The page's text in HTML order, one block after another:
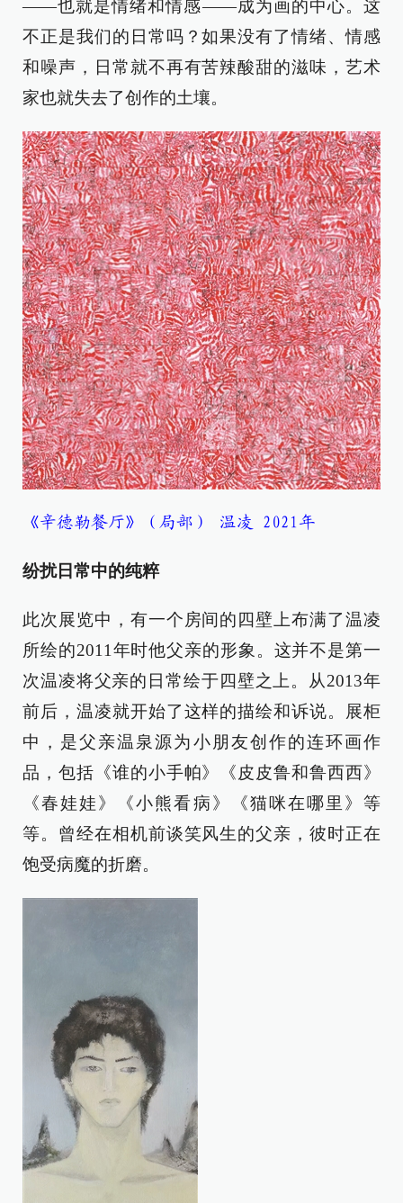
——也就是情绪和情感——成为画的中心。这
不正是我们的日常吗？如果没有了情绪、情感
和噪声，日常就不再有苦辣酸甜的滋味，艺术
家也就失去了创作的土壤。
《辛德勒餐厅》（局部） 温凌 2021年
纷扰日常中的纯粹
此次展览中，有一个房间的四壁上布满了温凌
所绘的2011年时他父亲的形象。这并不是第一
次温凌将父亲的日常绘于四壁之上。从2013年
前后，温凌就开始了这样的描绘和诉说。展柜
中，是父亲温泉源为小朋友创作的连环画作
品，包括《谁的小手帕》《皮皮鲁和鲁西西》
《春娃娃》《小熊看病》《猫咪在哪里》等
等。曾经在相机前谈笑风生的父亲，彼时正在
饱受病魔的折磨。